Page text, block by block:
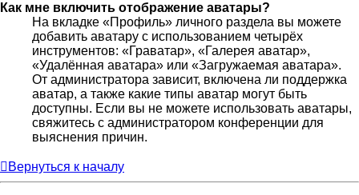
Как мне включить отображение аватары?
На вкладке «Профиль» личного раздела вы можете
добавить аватару с использованием четырёх
инструментов: «Граватар», «Галерея аватар»,
«Удалённая аватара» или «Загружаемая аватара».
От администратора зависит, включена ли поддержка
аватар, а также какие типы аватар могут быть
доступны. Если вы не можете использовать аватары,
свяжитесь с администратором конференции для
выяснения причин.
Вернуться к началу